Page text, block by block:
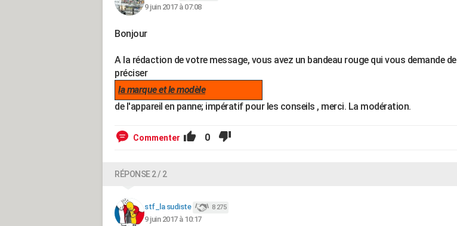
9 juin 2017 à 07:08
Bonjour
A la rédaction de votre message, vous avez un bandeau rouge qui vous demande de
préciser
la marque et le modèle
de l'appareil en panne; impératif pour les conseils , merci. La modération.
Commenter 0
RÉPONSE 2 / 2
stf_la sudiste 8 275
9 juin 2017 à 10:17